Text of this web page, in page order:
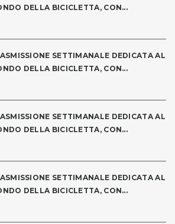
DELLA BICICLETTA, CON...
SETTIMANALE DEDICATA AL
DELLA BICICLETTA, CON...
SETTIMANALE DEDICATA AL
DELLA BICICLETTA, CON...
SETTIMANALE DEDICATA AL
DELLA BICICLETTA, CON...